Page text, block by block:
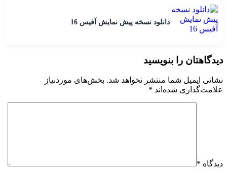
دانلود نسخه پیش نمایش آفیس 16
دیدگاهتان را بنویسید
نشانی ایمیل شما منتشر نخواهد شد. بخش‌های موردنیاز
علامت‌گذاری شده‌اند *
دیدگاه *